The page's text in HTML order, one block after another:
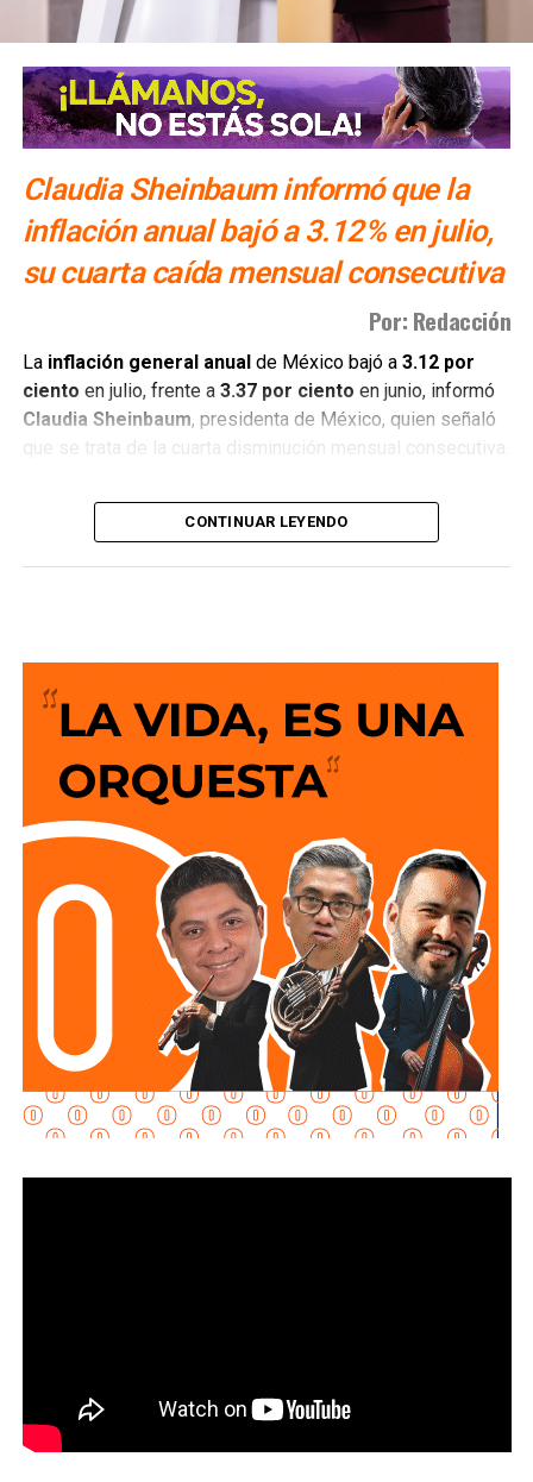
El equipo legal del exgobernador se acogió a la duplicidad
del término constitucional, por lo que la resolución sobre
su vinculación a proceso se definirá la próxima semana. En
su intervención frente a la autoridad judicial, el
señalamientos del Ministerio Público de la Federación:
Ayer fui detenido a las 10 de la mañana después de
12 años de la desaparición de los normalistas… Nunca
me he escondido“.
Detienen al ex gobernador Angel Aguirre por
caso Ayotzinapa
Claudia Sheinbaum informó que la
inflación anual bajó a 3.12% en julio,
su cuarta caída mensual consecutiva
Por: Redacción
La inflación general anualde México bajó a 3.12 por
ciento en julio, frente a 3.37 por ciento en junio, informó
Claudia Sheinbaum, presidenta de México, quien señaló
que se trata de la cuarta disminución mensual consecutiva.
Durante la conferencia matutina “Las mañaneras del
pueblo”, Sheinbaum atribuyó la baja a los acuerdos
el costo de una canasta básica de 24 productos, así como
al acuerdo para mantener el precio de la gasolina Magna
24 pesospor litro y el diésel en27 pesos
reducción delImpuesto Especial sobre Producción y
Servicios (IEPS)
“Son acuerdos voluntarios que nos permiten ordenar el
mercado (…) quien comercializa gasolina, diésel, la
canasta PACIC, el jitomate, acuerda este esquema que nos
permite disminuir los precios. Es un esfuerzo muy
punto de venta de drogas
CONTINUAR LEYENDO